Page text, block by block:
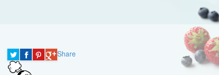
Share